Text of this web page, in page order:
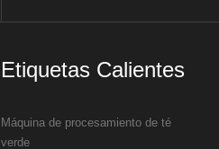
Etiquetas Calientes
Máquina de procesamiento de té
verde